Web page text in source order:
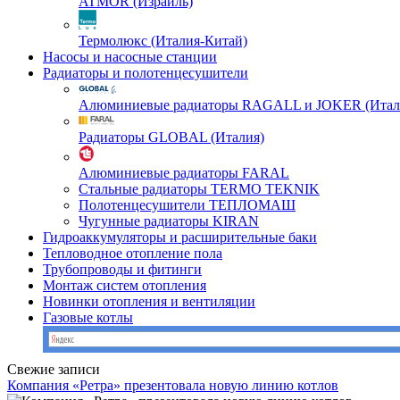
Термолюкс (Италия-Китай)
Насосы и насосные станции
Радиаторы и полотенцесушители
Алюминиевые радиаторы RAGALL и JOKER
Радиаторы GLOBAL (Италия)
Алюминиевые радиаторы FARAL
Стальные радиаторы TERMO TEKNIK
Полотенцесушители ТЕПЛОМАШ
Чугунные радиаторы KIRAN
Гидроаккумуляторы и расширительные баки
Тепловодное отопление пола
Трубопроводы и фитинги
Монтаж систем отопления
Новинки отопления и вентиляции
Газовые котлы
Свежие записи
Компания «Ретра» презентовала новую линию котлов